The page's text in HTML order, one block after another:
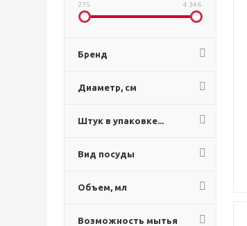
275 4 346
Бренд
Диаметр, см
Штук в упаковке...
Вид посуды
Объем, мл
Возможность мытья